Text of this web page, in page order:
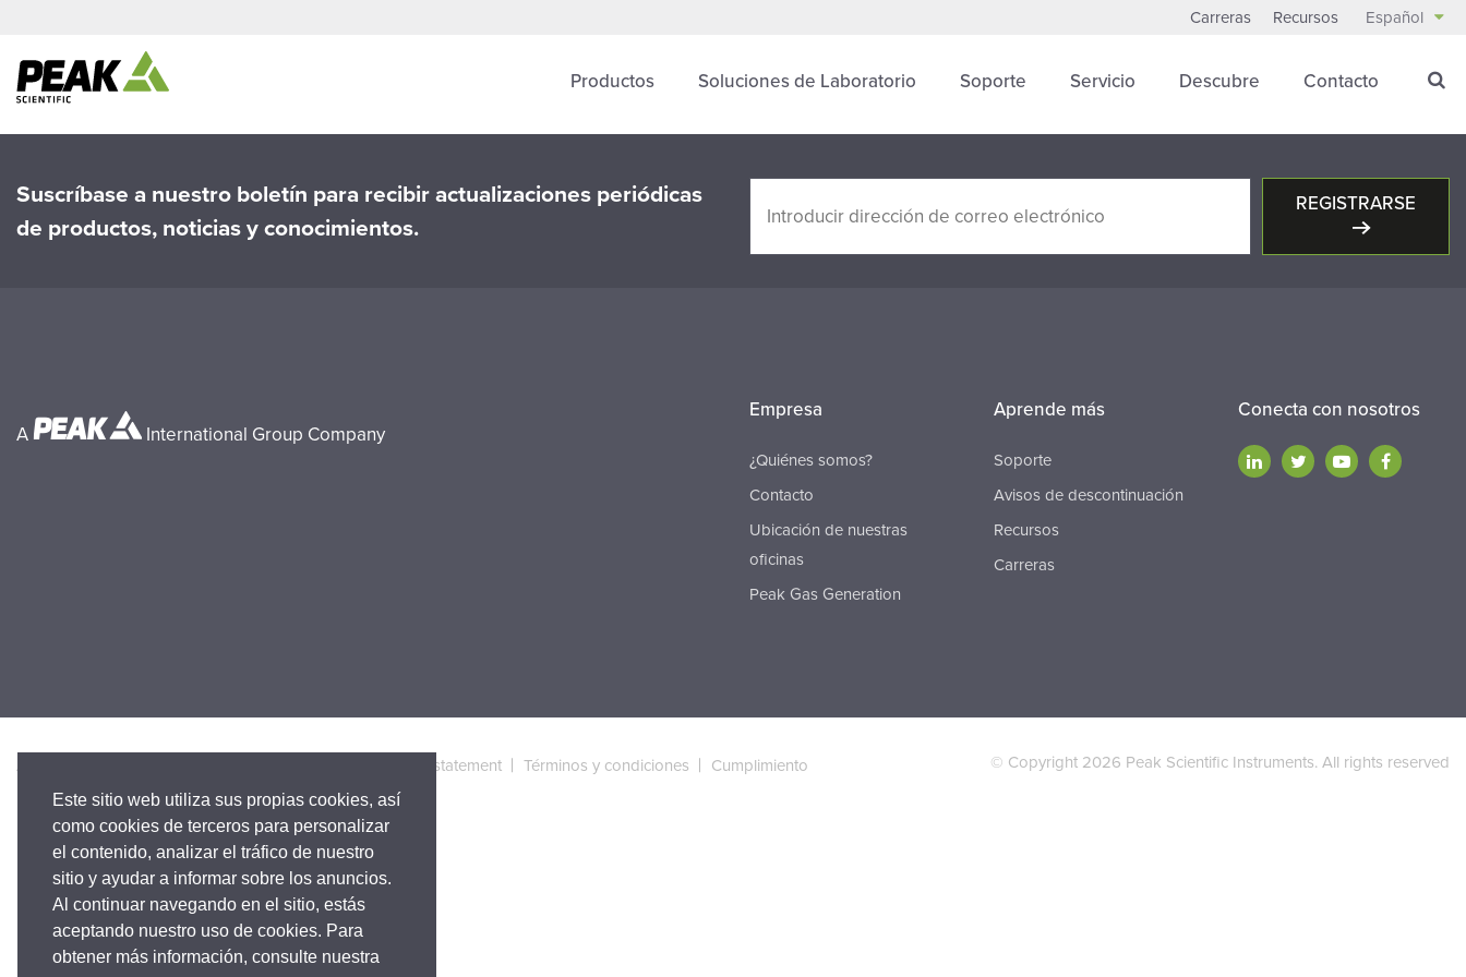
Este sitio web utiliza sus propias cookies, así
como cookies de terceros para personalizar
el contenido, analizar el tráfico de nuestro
sitio y ayudar a informar sobre los anuncios.
Al continuar navegando en el sitio, estás
aceptando nuestro uso de cookies. Para
obtener más información, consulte nuestra
Carreras Recursos Español
Productos Soluciones de Laboratorio Soporte Servicio Descubre Contacto
Suscríbase a nuestro boletín para recibir actualizaciones periódicas
de productos, noticias y conocimientos.
REGISTRARSE
A International Group Company
Empresa
¿Quiénes somos?
Contacto
Ubicación de nuestras
oficinas
Peak Gas Generation
Aprende más
Soporte
Avisos de descontinuación
Recursos
Carreras
Conecta con nosotros
Accesibilidad Warranty statement Términos y condiciones Cumplimiento © Copyright 2026 Peak Scientific Instruments. All rights reserved